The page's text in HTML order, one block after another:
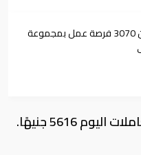
مصر: الإعلان عن 3070 فرصة عمل بمجموعة
5616 جنيهًا.